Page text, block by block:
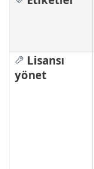
Lisansı
yönet